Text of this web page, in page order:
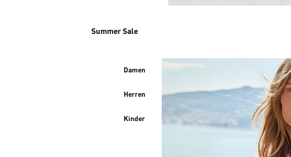
Summer Sale
Damen
Herren
Kinder